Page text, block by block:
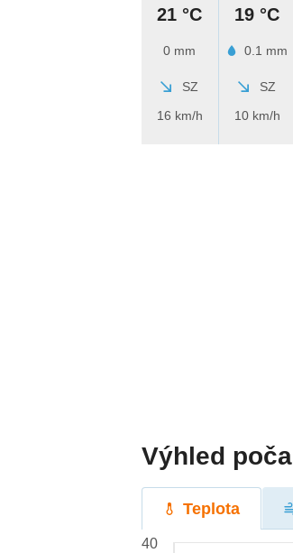
21 °C
0 mm
SZ
16 km/h
19 °C
0.1 mm
SZ
10 km/h
Výhled
Teplota
40